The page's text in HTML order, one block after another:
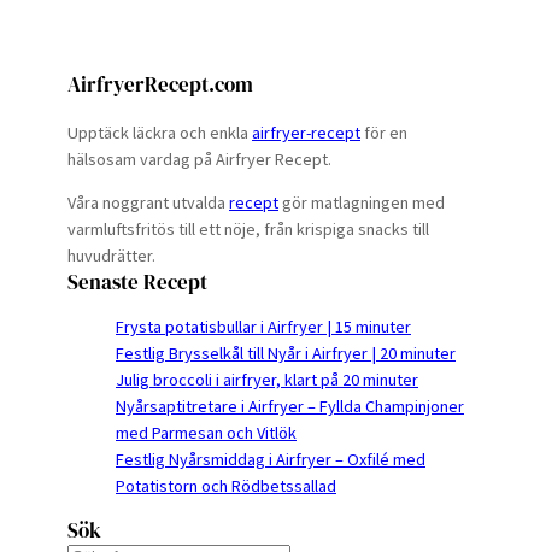
AirfryerRecept.com
Upptäck läckra och enkla airfryer-recept för en
hälsosam vardag på Airfryer Recept.
Våra noggrant utvalda receptgör matlagningen med
varmluftsfritös till ett nöje, från krispiga snacks till
huvudrätter.
Senaste Recept
Frysta potatisbullar i Airfryer | 15 minuter
Festlig Brysselkål till Nyår i Airfryer | 20 minuter
Julig broccoli i airfryer, klart på 20 minuter
Nyårsaptitretare i Airfryer – Fyllda Champinjoner
med Parmesan och Vitlök
Festlig Nyårsmiddag i Airfryer – Oxfilé med
Potatistorn och Rödbetssallad
Sök